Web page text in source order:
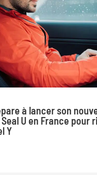
à lancer son
U en France pour
Y